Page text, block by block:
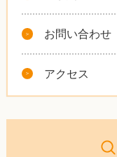
お問い合わせ
アクセス